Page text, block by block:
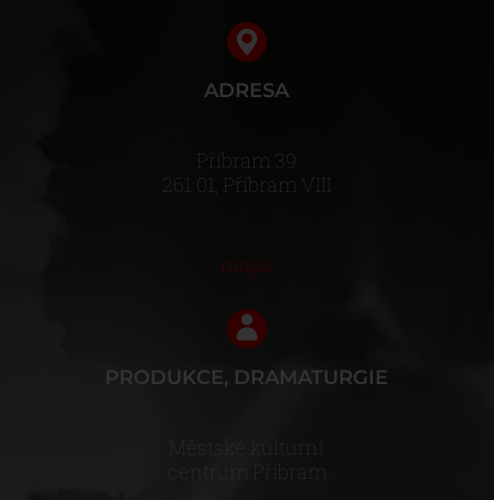
ADRESA
Příbram 39
261 01, Příbram VIII
mapa
PRODUKCE, DRAMATURGIE
Městské kulturní
centrum Příbram